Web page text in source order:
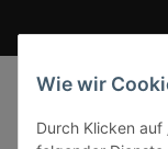
Wie wir
Durch Klicken auf